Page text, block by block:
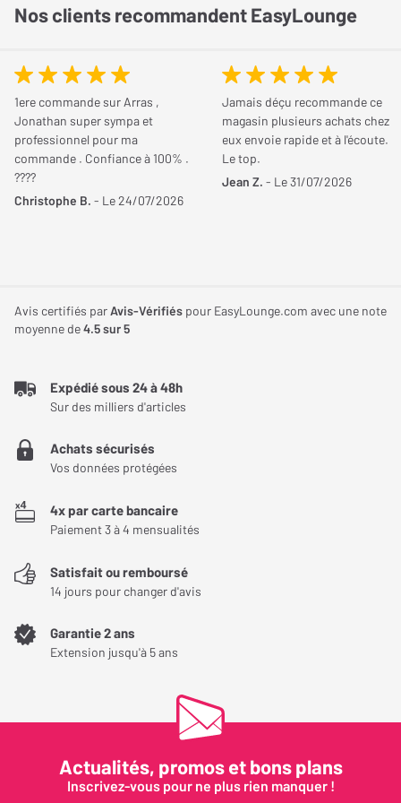
Une flexibilité d'installation et d'utilisation sans
égal
La conception encastrable de l'Elipson INF IW6, accompagnée
diffusion du son en fonction de l'agencement spécifique de
Un son immersif pour toutes vos envies audio
Que ce soit pour une utilisation hi-fi ou comme élément d'un
système de home-cinéma, l'Elipson INF IW6 se distingue par sa
maximale de 100 watts en font un choix idéal pour animer aussi
bien des séances musicales intimes que des moments de
divertissement en famille, offrant une clarté exceptionnelle sur
tous les types de contenus audio.
Encastrement
Encastrement Mural
Profondeur
d'encastrement
90 mm
Largeur d'encastrement
Conditionnement
Nos clients recommandent EasyLounge
1ere commande sur Arras ,
Jonathan super sympa et
professionnel pour ma
commande . Confiance à 100% .
????
Christophe B. - Le 24/07/2026
Jamais déçu recommande ce
magasin plusieurs achats chez
eux envoie rapide et à l'écoute.
Le top.
Jean Z. - Le 31/07/2026
Avis certifiés parAvis-Vérifiés pour EasyLounge.com avec une note
moyenne de4.5sur 5
Expédié sous 24 à 48h
Sur des milliers d'articles
Achats sécurisés
Vos données protégées
4x par carte bancaire
Paiement 3 à 4 mensualités
Satisfait ou remboursé
14 jours pour changer d'avis
Garantie 2 ans
Extension jusqu'à 5 ans
Actualités, promos et bons plans
Inscrivez-vous pour ne plus rien manquer !